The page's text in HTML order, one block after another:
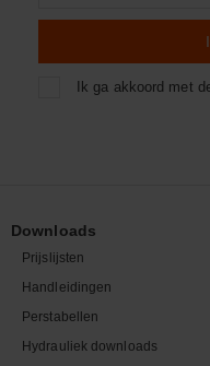
Ik ga akkoord met
Downloads
Prijslijsten
Handleidingen
Perstabellen
Hydrauliek downloads